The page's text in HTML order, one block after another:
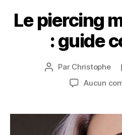
Le piercing
: guide
Auteur
l’article
Par Christophe
Aucun